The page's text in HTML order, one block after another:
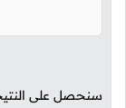
سنحصل على